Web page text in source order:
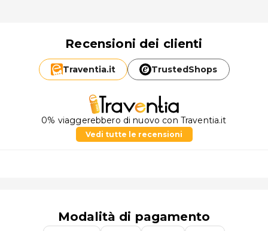
Recensioni dei clienti
Traventia.it TrustedShops
0% viaggerebbero di nuovo con Traventia.it
Vedi tutte le recensioni
Modalità di pagamento